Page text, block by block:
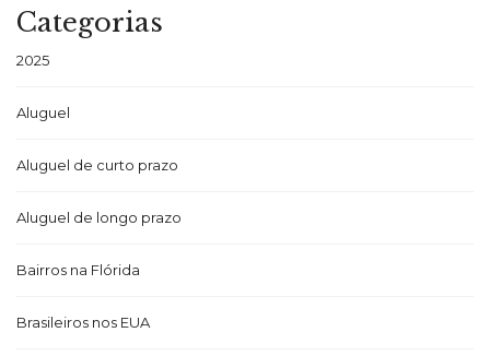
Categorias
2025
Aluguel
Aluguel de curto prazo
Aluguel de longo prazo
Bairros na Flórida
Brasileiros nos EUA